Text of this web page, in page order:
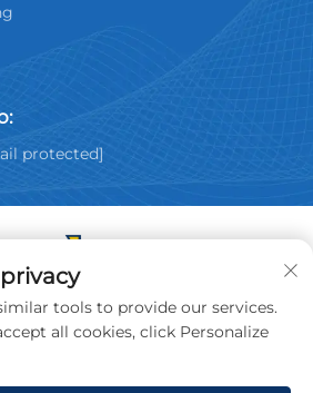
protected]
Jinan Youpin Used Car
los derechos reservados.
tools to provide our services.
all cookies, click Personalize